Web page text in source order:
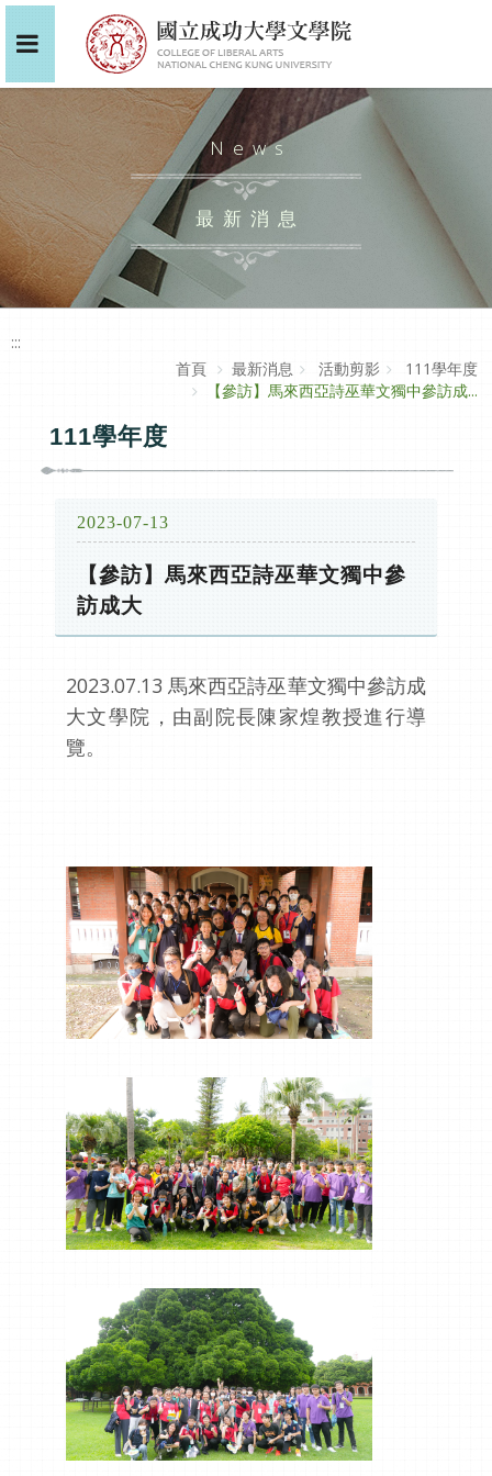
News
最新消息
:::
首頁
最新消息 活動剪影
111學年度
【參訪】馬來西亞詩巫華文獨中參訪成...
111學年度
2023-07-13
【參訪】馬來西亞詩巫華文獨中參
訪成大
2023.07.13 馬來西亞詩巫華文獨中參訪成
大文學院，由副院長陳家煌教授進行導
覽。